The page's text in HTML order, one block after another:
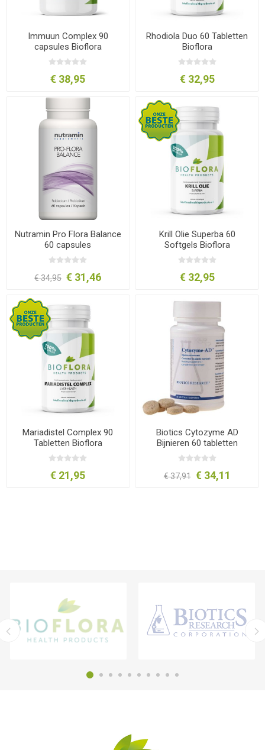
Immuun Complex 90
capsules Bioflora
€ 38,95
Rhodiola Duo 60 Tabletten
Bioflora
€ 32,95
Nutramin Pro Flora Balance
60 capsules
€ 34,95 € 31,46
Krill Olie Superba 60
Softgels Bioflora
€ 32,95
Mariadistel Complex 90
Tabletten Bioflora
€ 21,95
Biotics Cytozyme AD
Bijnieren 60 tabletten
€ 37,91 € 34,11